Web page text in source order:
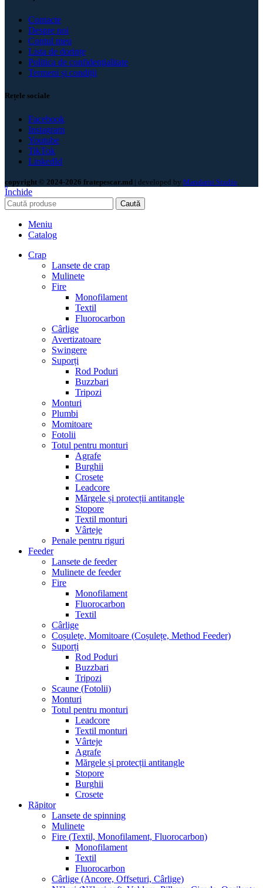
Contacte
Despre noi
Contul meu
Lista de dorințe
Politica de confidenţialitate
Termeni și condiții
Rețele sociale
Facebook
Instagram
Youtube
TikTok
LinkedId
copyright © 2024-2026 fratepescar.md | developed by Mandarin Studio
Închide
Caută
Meniu
Catalog
Crap
Lansete de crap
Mulinete
Fire
Monofilament
Textil
Fluorocarbon
Cârlige
Avertizatoare
Swingere
Suporți
Rod Poduri
Buzzbari
Tripozi
Monturi
Plumbi
Momitoare
Fotolii
Totul pentru monturi
Agrafe
Burghii
Crosete
Leadcore
Mărgele și protecții antitangle
Stopore
Textil monturi
Vârteje
Penale pentru riguri
Feeder
Lansete de feeder
Mulinete de feeder
Fire
Monofilament
Fluorocarbon
Textil
Cârlige
Coșulețe, Momitoare (Coșulețe, Method Feeder)
Suporți
Rod Poduri
Buzzbari
Tripozi
Scaune (Fotolii)
Monturi
Totul pentru monturi
Leadcore
Textil monturi
Vârteje
Agrafe
Mărgele și protecții antitangle
Stopore
Burghii
Crosete
Răpitor
Lansete de spinning
Mulinete
Fire (Textil, Monofilament, Fluorocarbon)
Monofilament
Textil
Fluorocarbon
Cârlige (Ancore, Offseturi, Cârlige)